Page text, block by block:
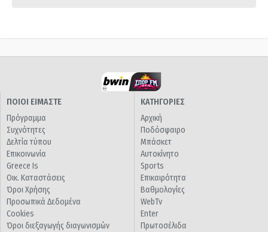
ΠΟΙΟΙ ΕΙΜΑΣΤΕ
Πρόγραμμα
Συχνότητες
Δελτία τύπου
Επικοινωνία
Greece Is
Οικ. Καταστάσεις
Όροι Χρήσης
Προσωπικά Δεδομένα
Cookies
Όροι διεξαγωγής διαγωνισμών
ΚΑΤΗΓΟΡΙΕΣ
Αρχική
Ποδόσφαιρο
Μπάσκετ
Αυτοκίνητο
Sports
Επικαιρότητα
Βαθμολογίες
WebTv
Enter
Πρωτοσέλιδα